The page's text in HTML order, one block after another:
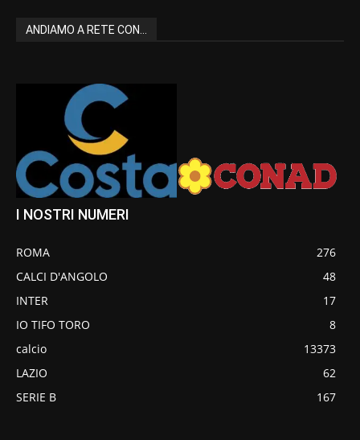
ANDIAMO A RETE CON...
I NOSTRI NUMERI
ROMA
276
CALCI D'ANGOLO
48
INTER
17
IO TIFO TORO
8
calcio
13373
LAZIO
62
SERIE B
167